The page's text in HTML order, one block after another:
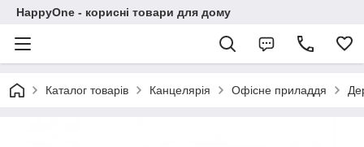
HappyOne - корисні товари для дому
Каталог товарів Канцелярія Офісне приладдя